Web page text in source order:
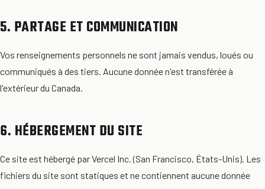
5. PARTAGE ET COMMUNICATION
Vos renseignements personnels ne sont jamais vendus, loués ou
communiqués à des tiers. Aucune donnée n'est transférée à
l'extérieur du Canada.
6. HÉBERGEMENT DU SITE
Ce site est hébergé par Vercel Inc. (San Francisco, États-Unis). Les
fichiers du site sont statiques et ne contiennent aucune donnée